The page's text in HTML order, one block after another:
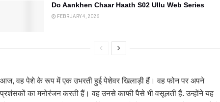
Do Aankhen Chaar Haath S02 Ullu Web Series
FEBRUARY 4, 2026
आज, वह पेशे के रूप में एक उभरती हुई पेशेवर खिलाड़ी हैं। वह फोन पर अपने
प्रशंसकों का मनोरंजन करती हैं। वह उनसे काफी पैसे भी वसूलती हैं. उन्होंने यह